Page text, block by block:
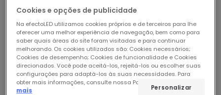
Conjunto de 3 Espetos LED
Exterior Solar Dente-de-
Leão
Em Stock, envio em
24/48h
Em Stock, envio em
24/48h
Cookies e opções de publicidade
Na efectoLED utilizamos cookies próprios e de terceiros para lhe
oferecer uma melhor experiência de navegação, bem como para
saber quais áreas do site foram visitadas e para continuar
melhorando. Os cookies utilizados são: Cookies necessários;
Cookies de desempenho; Cookies de funcionalidade e Cookies
direcionados. Você pode aceitá-los, rejeitá-los ou escolher suas
configurações para adaptá-los às suas necessidades. Para
obter mais informações, consulte nossa Política de Cookies.
mais
Personalizar